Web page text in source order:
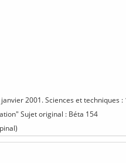
2001. Sciences et
Sujet original : Béta 154